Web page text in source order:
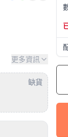
更多資訊
缺貨